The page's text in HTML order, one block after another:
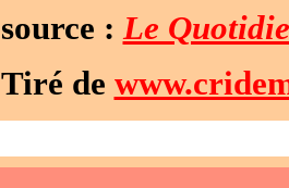
source :Le
Tiré de